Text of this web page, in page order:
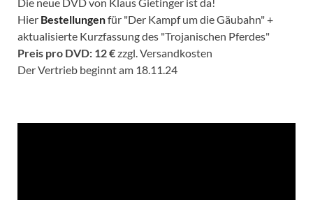
Hier Bestellungenfür "Der Kampf um die Gäubahn" +
aktualisierte Kurzfassung des "Trojanischen Pferdes"
Preis pro DVD: 12 €zzgl. Versandkosten
Der Vertrieb beginnt am 18.11.24